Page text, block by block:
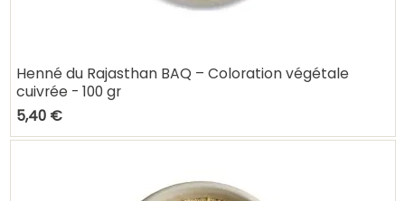
Henné du Rajasthan BAQ – Coloration végétale
cuivrée - 100 gr
5,40 €